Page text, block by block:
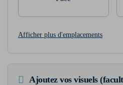
Afficher plus d'emplacements
Ajoutez vos visuels